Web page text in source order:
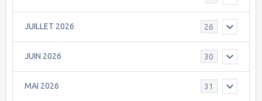
JUILLET 2026 26
JUIN 2026 30
MAI 2026 31